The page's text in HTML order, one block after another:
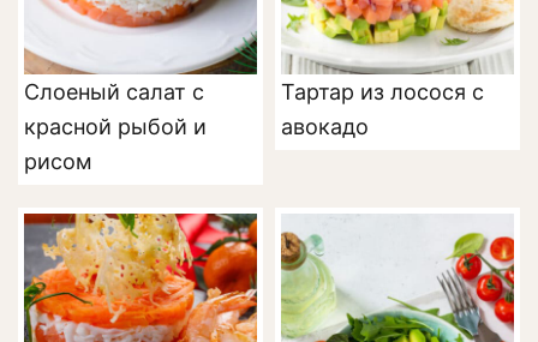
Слоеный салат с
красной рыбой и
рисом
Тартар из лосося с
авокадо